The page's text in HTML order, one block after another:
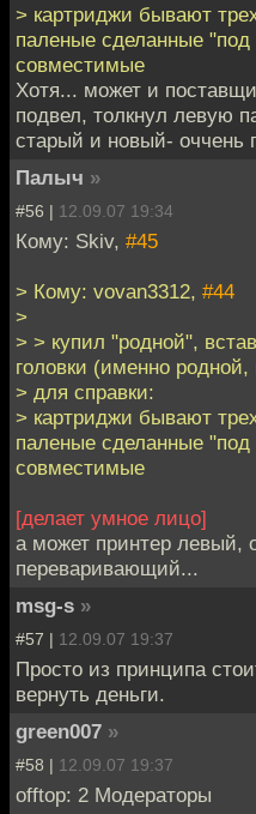
> картриджи бывают
паленые сделанные "под
совместимые
Хотя... может и
подвел, толкнул левую
старый и новый- оччень
Палыч »
#56 | 12.09.07 19:34
Кому: Skiv, #45
> Кому: vovan3312, #44
>
> > купил "родной",
головки (именно
> для справки:
> картриджи бывают
паленые сделанные "под
совместимые
[делает умное лицо]
а может принтер левый,
переваривающий...
msg-s »
#57 | 12.09.07 19:37
Просто из принципа
вернуть деньги.
green007 »
#58 | 12.09.07 19:37
offtop: 2 Модераторы